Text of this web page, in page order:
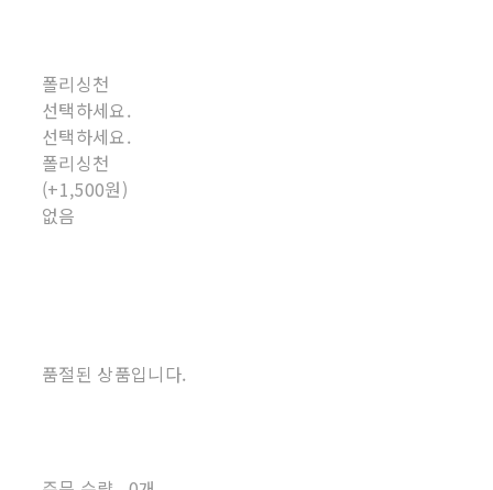
폴리싱천
선택하세요.
선택하세요.
폴리싱천
(+1,500원)
없음
품절된 상품입니다.